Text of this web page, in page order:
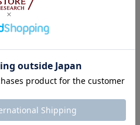
す🤗
カゴバッグ
スリムコードネックレス